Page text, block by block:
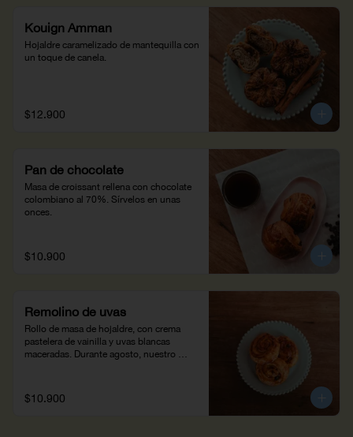
Kouign Amman
Hojaldre caramelizado de mantequilla con
un toque de canela.
$12.900
Pan de chocolate
Masa de croissant rellena con chocolate
colombiano al 70%. Sírvelos en unas
onces.
$10.900
Remolino de uvas
Rollo de masa de hojaldre, con crema
pastelera de vainilla y uvas blancas
maceradas. Durante agosto, nuestro
los deseos de niños con enfermedades
críticas
$10.900